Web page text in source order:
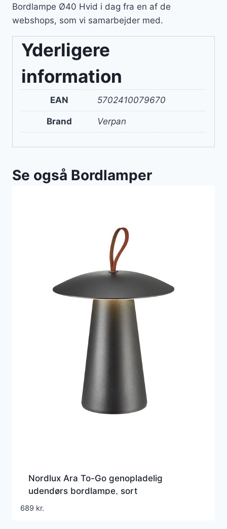
Bordlampe Ø40 Hvid i dag fra en af de
webshops, som vi samarbejder med.
Yderligere
information
EAN 5702410079670
Brand Verpan
Se også Bordlamper
Nordlux Ara To-Go genopladelig
udendørs bordlampe, sort
689 kr.